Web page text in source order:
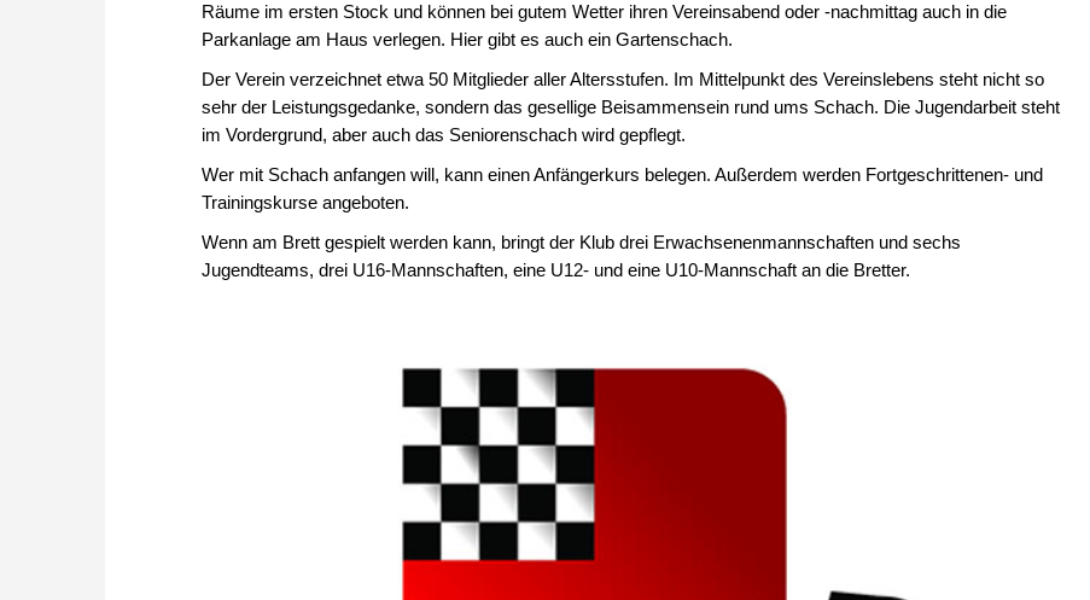
Räume im ersten Stock und können bei gutem Wetter ihren Vereinsabend oder -nachmittag auch in die
Parkanlage am Haus verlegen. Hier gibt es auch ein Gartenschach.
Der Verein verzeichnet etwa 50 Mitglieder aller Altersstufen. Im Mittelpunkt des Vereinslebens steht nicht so
sehr der Leistungsgedanke, sondern das gesellige Beisammensein rund ums Schach. Die Jugendarbeit steht
im Vordergrund, aber auch das Seniorenschach wird gepflegt.
Wer mit Schach anfangen will, kann einen Anfängerkurs belegen. Außerdem werden Fortgeschrittenen- und
Trainingskurse angeboten.
Wenn am Brett gespielt werden kann, bringt der Klub drei Erwachsenenmannschaften und sechs
Jugendteams, drei U16-Mannschaften, eine U12- und eine U10-Mannschaft an die Bretter.